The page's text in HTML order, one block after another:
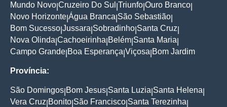
Mundo Novo Cruzeiro Do Sul Triunfo Ouro Branco
Novo Horizonte Água Branca São Sebastião
Bom Sucesso Jussara Sobradinho Santa Cruz
Nova Olinda Cachoeirinha Belém Santa Maria
Campo Grande Boa Esperança Viçosa Bom Jardim
Província:
São Domingos Bom Jesus Santa Luzia Santa Helena
Vera Cruz Bonito São Francisco Santa Terezinha